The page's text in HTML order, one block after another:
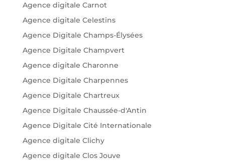
Agence digitale Carnot
Agence digitale Celestins
Agence Digitale Champs-Élysées
Agence Digitale Champvert
Agence digitale Charonne
Agence Digitale Charpennes
Agence Digitale Chartreux
Agence Digitale Chaussée-d'Antin
Agence Digitale Cité Internationale
Agence digitale Clichy
Agence digitale Clos Jouve